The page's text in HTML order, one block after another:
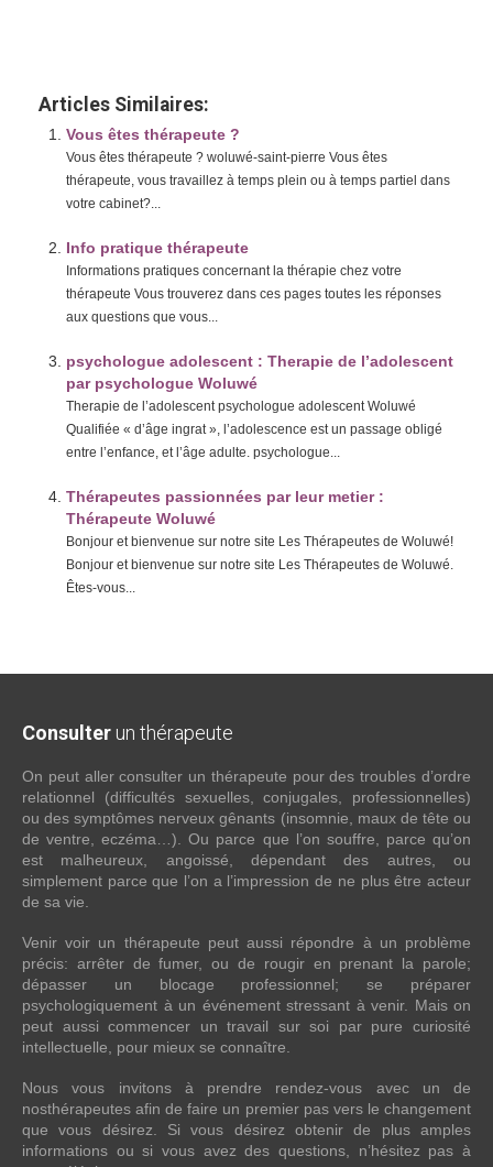
Articles Similaires:
Vous êtes thérapeute ?
Vous êtes thérapeute ? woluwé-saint-pierre Vous êtes
thérapeute, vous travaillez à temps plein ou à temps partiel dans
votre cabinet?...
Info pratique thérapeute
Informations pratiques concernant la thérapie chez votre
thérapeute Vous trouverez dans ces pages toutes les réponses
aux questions que vous...
psychologue adolescent : Therapie de l’adolescent
par psychologue Woluwé
Therapie de l’adolescent psychologue adolescent Woluwé
Qualifiée « d’âge ingrat », l’adolescence est un passage obligé
entre l’enfance, et l’âge adulte. psychologue...
Thérapeutes passionnées par leur metier :
Thérapeute Woluwé
Bonjour et bienvenue sur notre site Les Thérapeutes de Woluwé!
Bonjour et bienvenue sur notre site Les Thérapeutes de Woluwé.
Êtes-vous...
Consulter un thérapeute
On peut aller consulter un thérapeute pour des troubles d’ordre
relationnel (difficultés sexuelles, conjugales, professionnelles)
ou des symptômes nerveux gênants (insomnie, maux de tête ou
de ventre, eczéma…). Ou parce que l’on souffre, parce qu’on
est malheureux, angoissé, dépendant des autres, ou
simplement parce que l’on a l’impression de ne plus être acteur
de sa vie.
Venir voir un thérapeute peut aussi répondre à un problème
précis: arrêter de fumer, ou de rougir en prenant la parole;
dépasser un blocage professionnel; se préparer
psychologiquement à un événement stressant à venir. Mais on
peut aussi commencer un travail sur soi par pure curiosité
intellectuelle, pour mieux se connaître.
Nous vous invitons à prendre rendez-vous avec un de
nosthérapeutes afin de faire un premier pas vers le changement
que vous désirez. Si vous désirez obtenir de plus amples
informations ou si vous avez des questions, n’hésitez pas à